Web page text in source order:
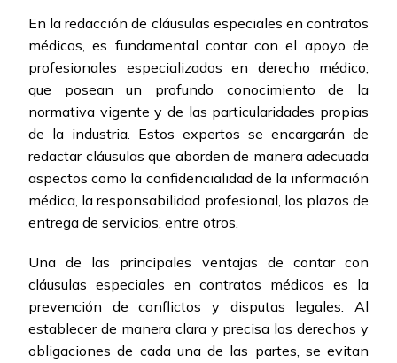
En la redacción de cláusulas especiales en contratos
médicos, es fundamental contar con el apoyo de
profesionales especializados en derecho médico,
que posean un profundo conocimiento de la
normativa vigente y de las particularidades propias
de la industria. Estos expertos se encargarán de
redactar cláusulas que aborden de manera adecuada
aspectos como la confidencialidad de la información
médica, la responsabilidad profesional, los plazos de
entrega de servicios, entre otros.
Una de las principales ventajas de contar con
cláusulas especiales en contratos médicos es la
prevención de conflictos y disputas legales. Al
establecer de manera clara y precisa los derechos y
obligaciones de cada una de las partes, se evitan